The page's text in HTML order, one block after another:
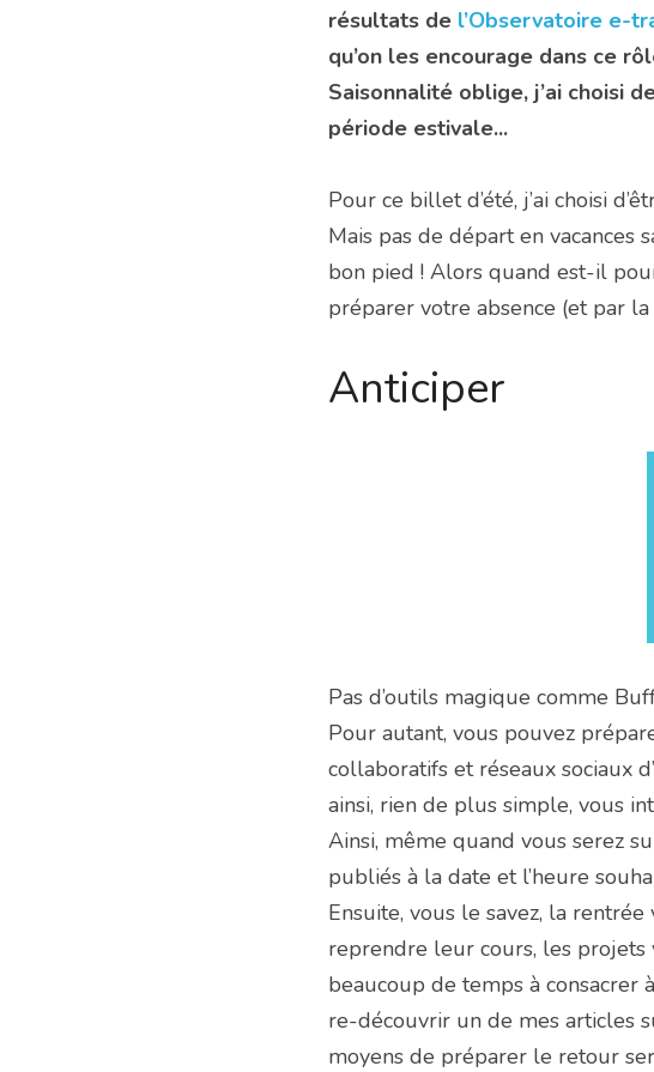
résultats de l’Observatoire e-
qu’on les encourage dans ce
Saisonnalité oblige, j’ai choisi
période estivale...
Pour ce billet d’été, j’ai choisi
Mais pas de départ en
bon pied ! Alors quand est-il
préparer votre absence (et par
Anticiper
Pas d’outils magique comme
Pour autant, vous pouvez
collaboratifs et réseaux sociaux
ainsi, rien de plus simple, vous
Ainsi, même quand vous serez
publiés à la date et l’heure
Ensuite, vous le savez, la
reprendre leur cours, les projets
beaucoup de temps à consacrer
re-découvrir un de mes articles
moyens de préparer le retour